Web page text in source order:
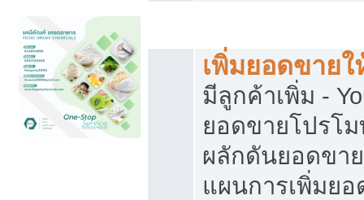
เพิ่มยอดขายใ
มีลูกค้าเพิ่ม -
ยอดขายโปรโ
ผลักดันยอดขา
แผนการเพิ่มย